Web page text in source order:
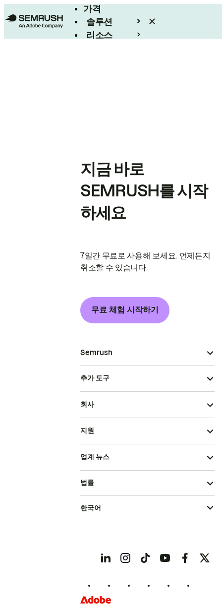
가격
솔루션
리소스
지금 바로
SEMRUSH를 시작
하세요
7일간 무료로 사용해 보세요. 언제든지
취소할 수 있습니다.
무료 체험 시작하기
Semrush
추가 도구
회사
지원
업계 뉴스
법률
한국어